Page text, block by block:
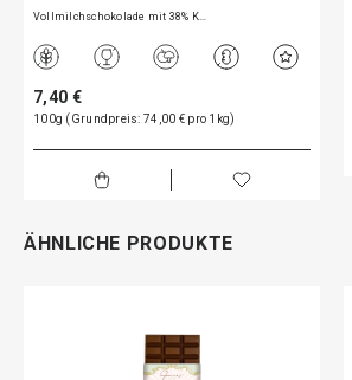
Vollmilchschokolade mit 38% K…
7,40 €
100g (Grundpreis: 74,00 € pro 1kg)
ÄHNLICHE PRODUKTE